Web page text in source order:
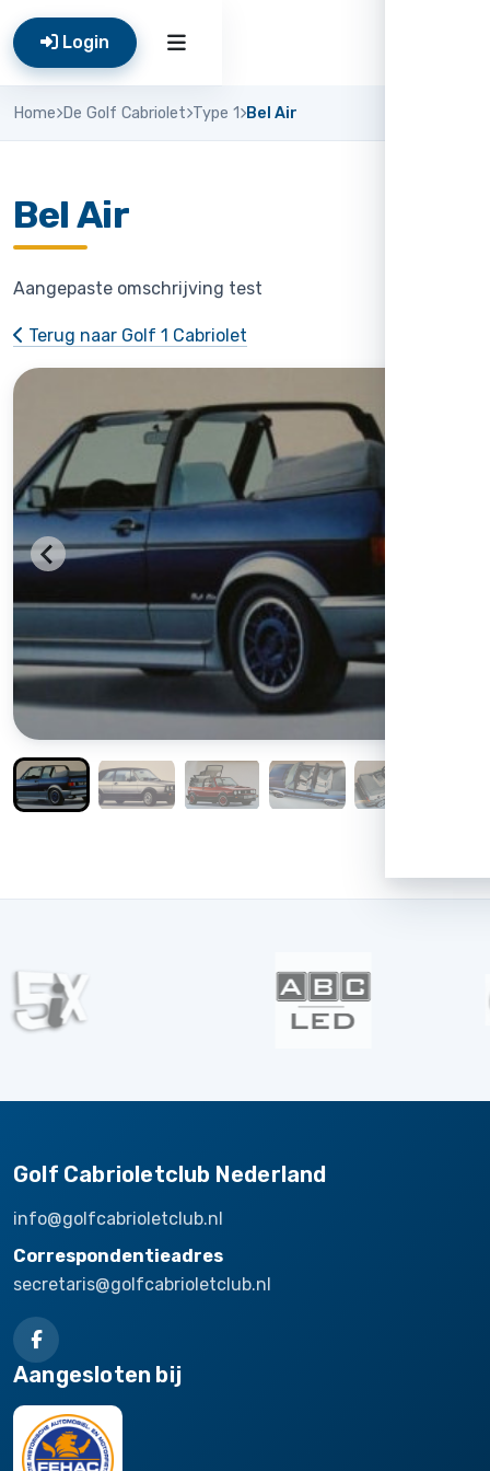
Login
Home De Golf Cabriolet Type 1 Bel Air
Bel Air
Aangepaste omschrijving test
Terug naar Golf 1 Cabriolet
Golf Cabrioletclub Nederland
info@golfcabrioletclub.nl
Correspondentieadres
secretaris@golfcabrioletclub.nl
Aangesloten bij